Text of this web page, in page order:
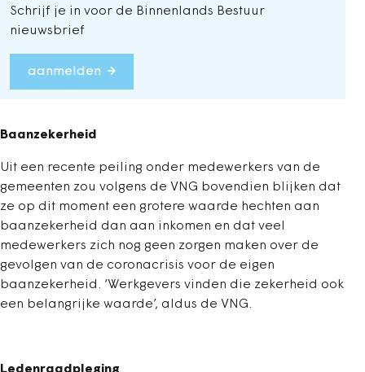
Schrijf je in voor de Binnenlands Bestuur
nieuwsbrief
aanmelden
Baanzekerheid
Uit een recente peiling onder medewerkers van de
gemeenten zou volgens de VNG bovendien blijken dat
ze op dit moment een grotere waarde hechten aan
baanzekerheid dan aan inkomen en dat veel
medewerkers zich nog geen zorgen maken over de
gevolgen van de coronacrisis voor de eigen
baanzekerheid. ‘Werkgevers vinden die zekerheid ook
een belangrijke waarde’, aldus de VNG.